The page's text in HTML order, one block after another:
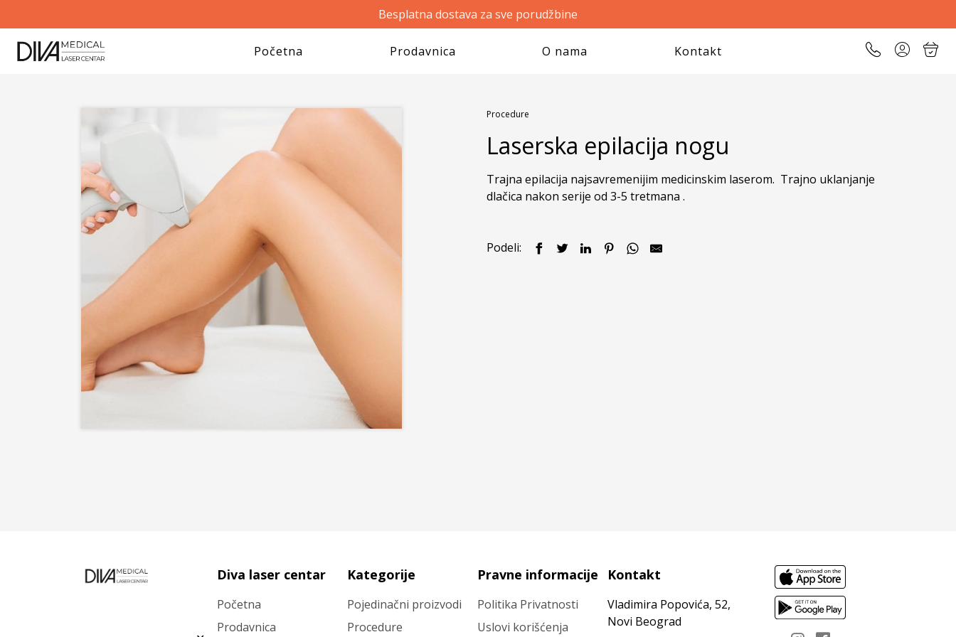
Besplatna dostava za sve porudžbine
Početna Prodavnica O nama Kontakt
Procedure
Laserska epilacija nogu
Trajna epilacija najsavremenijim medicinskim laserom.  Trajno uklanjanje
dlačica nakon serije od 3-5 tretmana .
Podeli:
Diva laser centar
Početna
Prodavnica
Kategorije
Pojedinačni proizvodi
Procedure
Pravne informacije
Politika Privatnosti
Uslovi korišćenja
Kontakt
Vladimira Popovića, 52,
Novi Beograd